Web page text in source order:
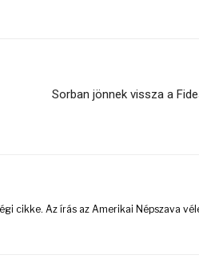
Sorban jönnek vissza a
cikke. Az írás az Amerikai Népszava